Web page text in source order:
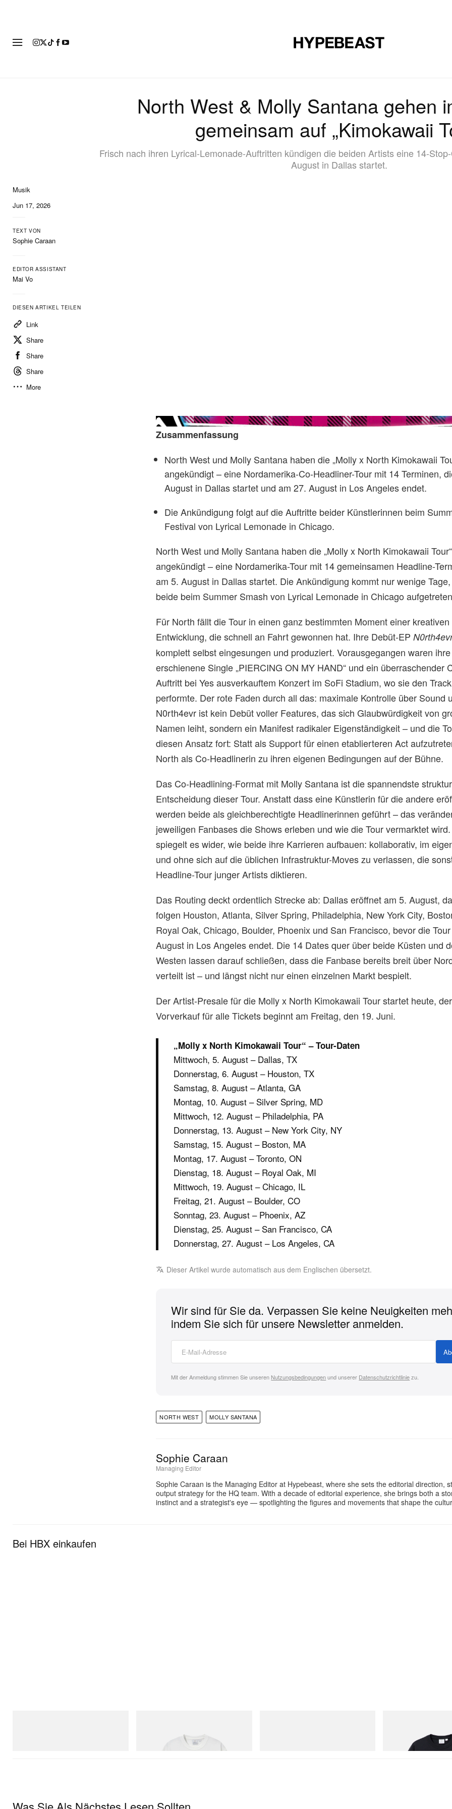
North West & Molly Santana gehen
gemeinsam auf „Kimokawaii
Frisch nach ihren Lyrical-Lemonade-Auftritten kündigen die beiden Artists eine 14-
August in Dallas startet.
Musik
Jun 17, 2026
TEXT VON
Sophie Caraan
EDITOR ASSISTANT
Mai Vo
DIESEN ARTIKEL TEILEN
Link
Share
Share
Share
More
Zusammenfassung
North West und Molly Santana haben die „Molly x North Kimokawaii
angekündigt – eine Nordamerika-Co-Headliner-Tour mit 14 Terminen,
August in Dallas startet und am 27. August in Los Angeles endet.
Die Ankündigung folgt auf die Auftritte beider Künstlerinnen beim
Festival von Lyrical Lemonade in Chicago.
North West und Molly Santana haben die „Molly x North Kimokawaii Tour“
angekündigt – eine Nordamerika-Tour mit 14 gemeinsamen Headline-
am 5. August in Dallas startet. Die Ankündigung kommt nur wenige
beide beim Summer Smash von Lyrical Lemonade in Chicago
Für North fällt die Tour in einen ganz bestimmten Moment einer kreativen
Entwicklung, die schnell an Fahrt gewonnen hat. Ihre Debüt-EP
komplett selbst eingesungen und produziert. Vorausgegangen waren
erschienene Single „PIERCING ON MY HAND“ und ein überraschender
Auftritt bei Yes ausverkauftem Konzert im SoFi Stadium, wo sie den
performte. Der rote Faden durch all das: maximale Kontrolle über Sound
N0rth4evr ist kein Debüt voller Features, das sich Glaubwürdigkeit von
Namen leiht, sondern ein Manifest radikaler Eigenständigkeit – und die
diesen Ansatz fort: Statt als Support für einen etablierteren Act
North als Co-Headlinerin zu ihren eigenen Bedingungen auf der Bühne.
Das Co-Headlining-Format mit Molly Santana ist die spannendste
Entscheidung dieser Tour. Anstatt dass eine Künstlerin für die andere
werden beide als gleichberechtigte Headlinerinnen geführt – das
jeweiligen Fanbases die Shows erleben und wie die Tour vermarktet
spiegelt es wider, wie beide ihre Karrieren aufbauen: kollaborativ, im
und ohne sich auf die üblichen Infrastruktur-Moves zu verlassen, die
Headline-Tour junger Artists diktieren.
Das Routing deckt ordentlich Strecke ab: Dallas eröffnet am 5. August,
folgen Houston, Atlanta, Silver Spring, Philadelphia, New York City,
Royal Oak, Chicago, Boulder, Phoenix und San Francisco, bevor die
August in Los Angeles endet. Die 14 Dates quer über beide Küsten und
Westen lassen darauf schließen, dass die Fanbase bereits breit über
verteilt ist – und längst nicht nur einen einzelnen Markt bespielt.
Der Artist-Presale für die Molly x North Kimokawaii Tour startet heute,
Vorverkauf für alle Tickets beginnt am Freitag, den 19. Juni.
„Molly x North Kimokawaii Tour“ – Tour-Daten
Mittwoch, 5. August – Dallas, TX
Donnerstag, 6. August – Houston, TX
Samstag, 8. August – Atlanta, GA
Montag, 10. August – Silver Spring, MD
Mittwoch, 12. August – Philadelphia, PA
Donnerstag, 13. August – New York City, NY
Samstag, 15. August – Boston, MA
Montag, 17. August – Toronto, ON
Dienstag, 18. August – Royal Oak, MI
Mittwoch, 19. August – Chicago, IL
Freitag, 21. August – Boulder, CO
Sonntag, 23. August – Phoenix, AZ
Dienstag, 25. August – San Francisco, CA
Donnerstag, 27. August – Los Angeles, CA
Dieser Artikel wurde automatisch aus dem Englischen übersetzt.
Wir sind für Sie da. Verpassen Sie keine Neuigkeiten
indem Sie sich für unsere Newsletter anmelden.
Mit der Anmeldung stimmen Sie unseren Nutzungsbedingungenund unserer Datenschutzrichtliniezu.
NORTH WEST MOLLY SANTANA
Sophie Caraan
Managing Editor
Sophie Caraan is the Managing Editor at Hypebeast, where she sets the editorial direction,
output strategy for the HQ team. With a decade of editorial experience, she brings both a
instinct and a strategist's eye — spotlighting the figures and movements that shape the
Bei HBX einkaufen
Jetzt einkaufen